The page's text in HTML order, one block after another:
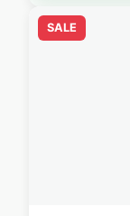
SALE